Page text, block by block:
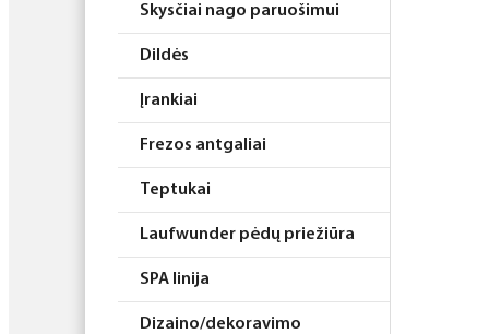
Skysčiai nago paruošimui
Dildės
Įrankiai
Frezos antgaliai
Teptukai
Laufwunder pėdų priežiūra
SPA linija
Dizaino/dekoravimo